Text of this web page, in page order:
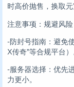
时高价抛售，换取元
注意事项：规避风
-防封号指南：避免
X传奇”等合规平台）
-服务器选择：优先
力更小。